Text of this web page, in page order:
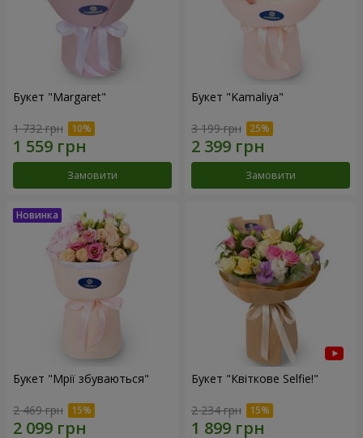
Букет "Margaret"
1 732 грн
Замовити
Букет "Kamaliya"
3 199 грн
Замовити
Букет "Мрії збуваються"
2 469 грн
Букет "Квіткове Selfie!"
2 234 грн